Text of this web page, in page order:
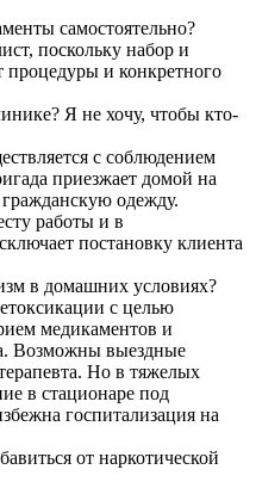
самостоятельно?
поскольку набор и
процедуры и конкретного
Я не хочу, чтобы кто-
с соблюдением
приезжает домой на
одежду.
работы и в
постановку клиента
в домашних условиях?
с целью
медикаментов и
Возможны выездные
Но в тяжелых
в стационаре под
госпитализация на
от наркотической